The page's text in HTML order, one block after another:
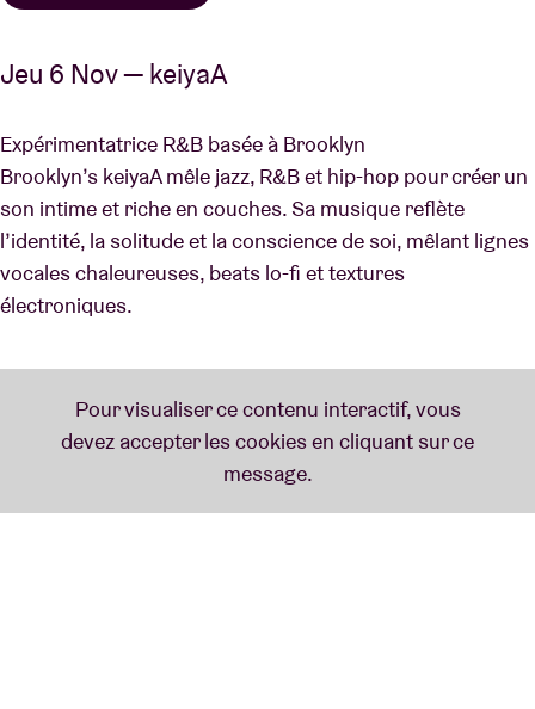
Jeu 6 Nov — keiyaA
Expérimentatrice R&B basée à Brooklyn
Brooklyn’s keiyaA mêle jazz, R&B et hip-hop pour créer un
son intime et riche en couches. Sa musique reflète
l’identité, la solitude et la conscience de soi, mêlant lignes
vocales chaleureuses, beats lo-fi et textures
électroniques.